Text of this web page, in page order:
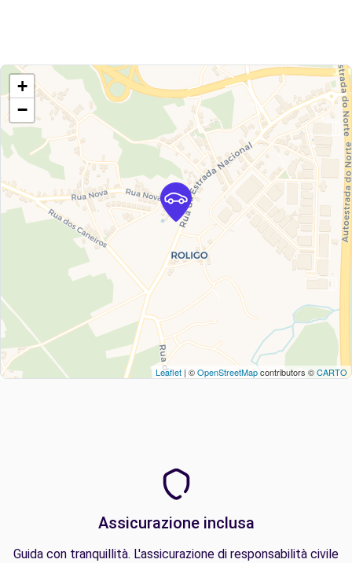
+
−
Leaflet | ©OpenStreetMapcontributors ©CARTO
Assicurazione inclusa
Guida con tranquillità. L'assicurazione di responsabilità civile